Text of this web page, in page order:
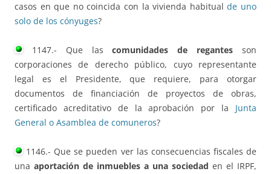
casos en que no coincida con la vivienda habitualde uno
solo de los cónyuges?
1147.- Que lascomunidades de regantes son
corporaciones de derecho público, cuyo representante
legal es el Presidente, que requiere, para otorgar
documentos de financiación de proyectos de obras,
certificado acreditativo de la aprobación por la Junta
General o Asamblea de comuneros?
1146.- Que se pueden ver las consecuencias fiscales de
una aportación de inmuebles a una sociedad en el IRPF,